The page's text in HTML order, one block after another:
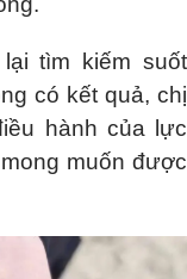
tìm kiếm suốt
có kết quả, chị
hành của lực
muốn được